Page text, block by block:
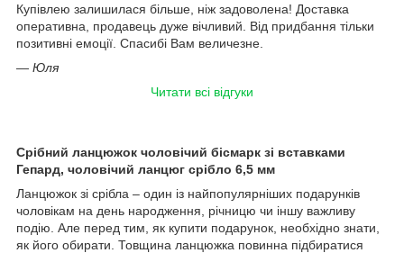
Купівлею залишилася більше, ніж задоволена! Доставка
оперативна, продавець дуже вічливий. Від придбання тільки
позитивні емоції. Спасибі Вам величезне.
— Юля
Читати всі відгуки
Срібний ланцюжок чоловічий бісмарк зі вставками
Гепард, чоловічий ланцюг срібло 6,5 мм
Ланцюжок зі срібла – один із найпопулярніших подарунків
чоловікам на день народження, річницю чи іншу важливу
подію. Але перед тим, як купити подарунок, необхідно знати,
як його обирати. Товщина ланцюжка повинна підбиратися